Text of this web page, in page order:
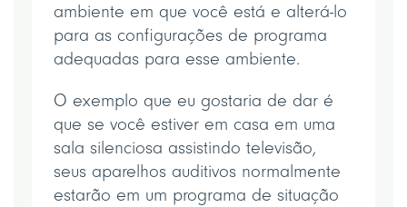
ambiente em que você está e alterá-lo
para as configurações de programa
adequadas para esse ambiente.
O exemplo que eu gostaria de dar é
que se você estiver em casa em uma
sala silenciosa assistindo televisão,
seus aparelhos auditivos normalmente
estarão em um programa de situação